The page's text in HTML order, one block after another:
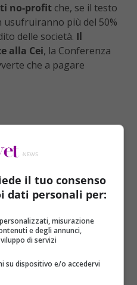
no-profit che, se il testo
usufruiranno più del 50%
delle società. Il
alla Cei, la Conferenza
che a pagare
il tuo consenso
dati personali per:
misurazione
e degli annunci,
di servizi
su dispositivo e/o accedervi